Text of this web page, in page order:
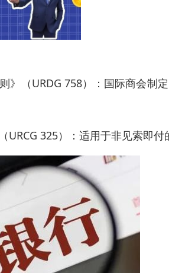
》（URDG 758）：国际商会
URCG 325）：适用于非见索即